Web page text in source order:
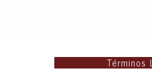
Términos